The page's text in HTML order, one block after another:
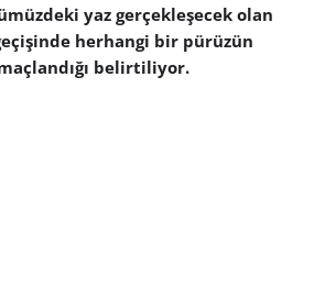
yaz gerçekleşecek olan
herhangi bir pürüzün
belirtiliyor.